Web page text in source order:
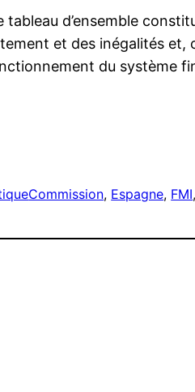
tableau d’ensemble
et des inégalités
du système
Commission, Espagne, FMI,